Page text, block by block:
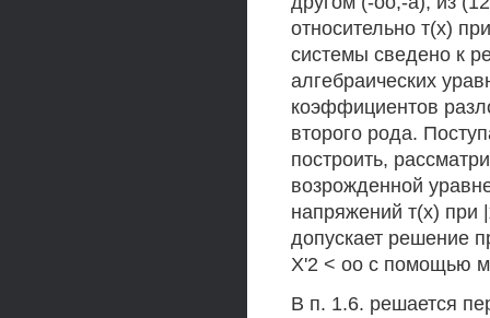
относительно т(х)
системы сведено к
алгебраических
коэффициентов
второго рода.
построить,
возрожденной
напряжений т(х) при
допускает решение
Х'2 < оо с помощью
В п. 1.6. решается